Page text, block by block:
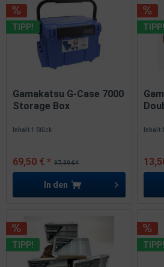
TIPP!
Gamakatsu G-Case 7000
Storage Box
Inhalt1 Stück
97,99 € *
69,50 € *
In den
TIPP!
Inhalt
TIPP! TIPP!